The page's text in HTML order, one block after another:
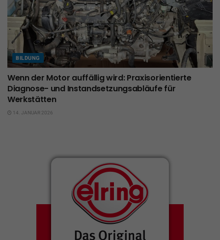
BILDUNG
Wenn der Motor auffällig wird: Praxisorientierte
Diagnose- und Instandsetzungsabläufe für
Werkstätten
14. JANUAR 2026